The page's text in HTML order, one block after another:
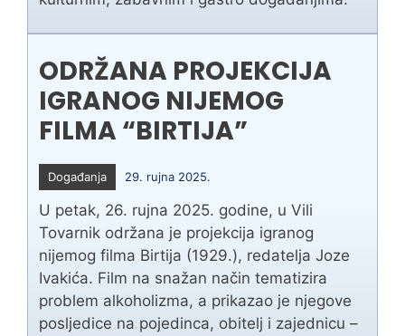
ODRŽANA PROJEKCIJA
IGRANOG NIJEMOG
FILMA “BIRTIJA”
Događanja 29. rujna 2025.
U petak, 26. rujna 2025. godine, u Vili
Tovarnik održana je projekcija igranog
nijemog filma Birtija (1929.), redatelja Joze
Ivakića. Film na snažan način tematizira
problem alkoholizma, a prikazao je njegove
posljedice na pojedinca, obitelj i zajednicu –